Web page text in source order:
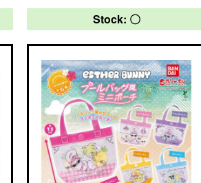
Stock: 〇